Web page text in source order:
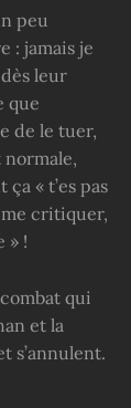
peu
: jamais je
leur
que
de le tuer,
« t’es pas
me critiquer,
» !
qui
et la
s’annulent.